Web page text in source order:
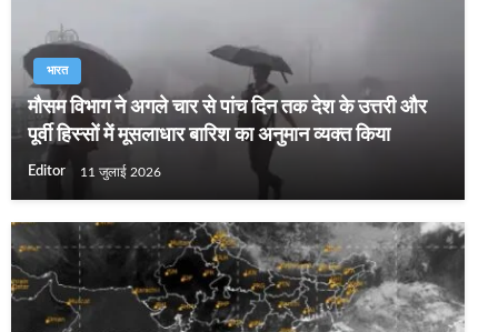
भारत
मौसम विभाग ने अगले चार से पांच दिन तक देश के उत्तरी और
पूर्वी हिस्सों में मूसलाधार बारिश का अनुमान व्यक्त किया
Editor 11 जुलाई 2026